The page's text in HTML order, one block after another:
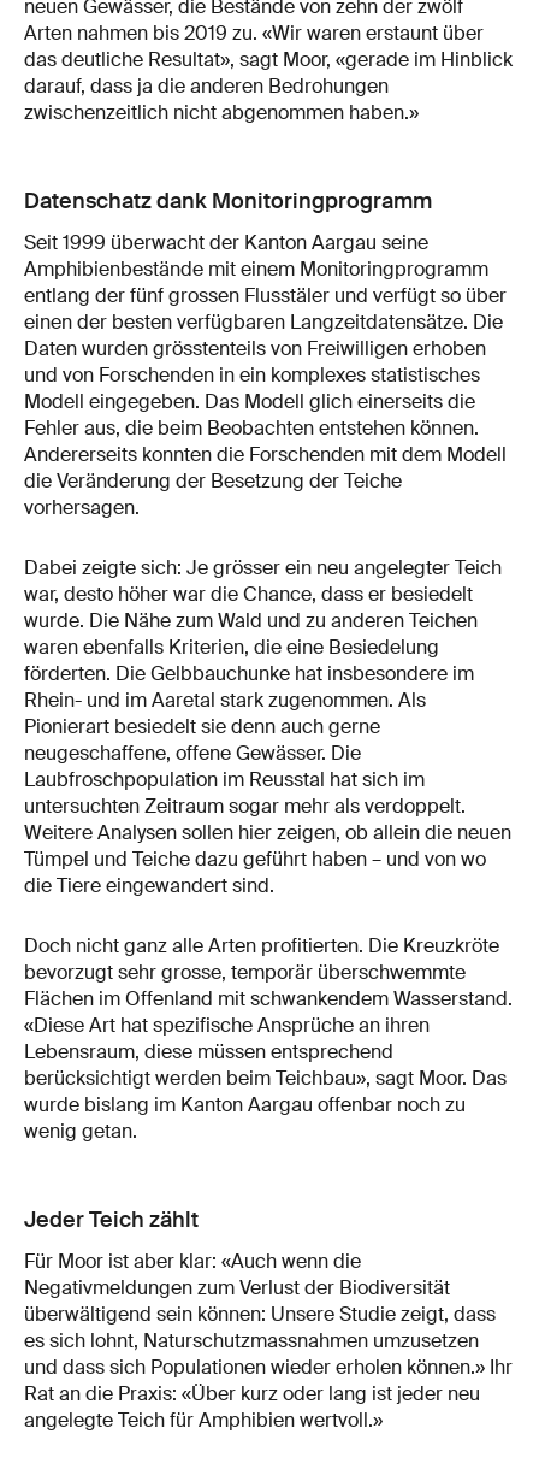
neuen Gewässer, die Bestände von zehn der zwölf
Arten nahmen bis 2019 zu. «Wir waren erstaunt über
das deutliche Resultat», sagt Moor, «gerade im Hinblick
darauf, dass ja die anderen Bedrohungen
zwischenzeitlich nicht abgenommen haben.»
Datenschatz dank Monitoringprogramm
Seit 1999 überwacht der Kanton Aargau seine
Amphibienbestände mit einem Monitoringprogramm
entlang der fünf grossen Flusstäler und verfügt so über
einen der besten verfügbaren Langzeitdatensätze. Die
Daten wurden grösstenteils von Freiwilligen erhoben
und von Forschenden in ein komplexes statistisches
Modell eingegeben. Das Modell glich einerseits die
Fehler aus, die beim Beobachten entstehen können.
Andererseits konnten die Forschenden mit dem Modell
die Veränderung der Besetzung der Teiche
vorhersagen.
Dabei zeigte sich: Je grösser ein neu angelegter Teich
war, desto höher war die Chance, dass er besiedelt
wurde. Die Nähe zum Wald und zu anderen Teichen
waren ebenfalls Kriterien, die eine Besiedelung
förderten. Die Gelbbauchunke hat insbesondere im
Rhein- und im Aaretal stark zugenommen. Als
Pionierart besiedelt sie denn auch gerne
neugeschaffene, offene Gewässer. Die
Laubfroschpopulation im Reusstal hat sich im
untersuchten Zeitraum sogar mehr als verdoppelt.
Weitere Analysen sollen hier zeigen, ob allein die neuen
Tümpel und Teiche dazu geführt haben – und von wo
die Tiere eingewandert sind.
Doch nicht ganz alle Arten profitierten. Die Kreuzkröte
bevorzugt sehr grosse, temporär überschwemmte
Flächen im Offenland mit schwankendem Wasserstand.
«Diese Art hat spezifische Ansprüche an ihren
Lebensraum, diese müssen entsprechend
berücksichtigt werden beim Teichbau», sagt Moor. Das
wurde bislang im Kanton Aargau offenbar noch zu
wenig getan.
Jeder Teich zählt
Für Moor ist aber klar: «Auch wenn die
Negativmeldungen zum Verlust der Biodiversität
überwältigend sein können: Unsere Studie zeigt, dass
es sich lohnt, Naturschutzmassnahmen umzusetzen
und dass sich Populationen wieder erholen können.» Ihr
Rat an die Praxis: «Über kurz oder lang ist jeder neu
angelegte Teich für Amphibien wertvoll.»